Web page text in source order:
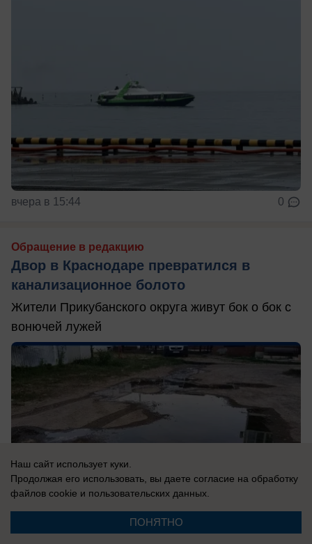
вчера в 15:44 0
Обращение в редакцию
Двор в Краснодаре превратился в
канализационное болото
Жители Прикубанского округа живут бок о бок с
вонючей лужей
Наш сайт использует куки.
Продолжая его использовать, вы даете согласие на обработку
файлов cookie и пользовательских данных.
ПОНЯТНО